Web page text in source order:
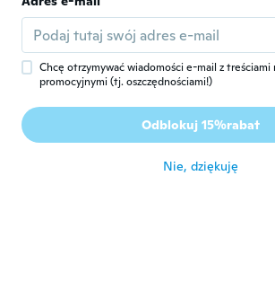
L Rok dołączenia 2015 · 12 opinie · 1
Muito bom mesmo recomendo
Malisa
Rok dołączenia 2015 · 14 opinie
Chcę otrzymywać wiadomości e-mail z
promocyjnymi (tj. oszczędnościami!)
Odblokuj 15%rabat
Nie, dziękuję